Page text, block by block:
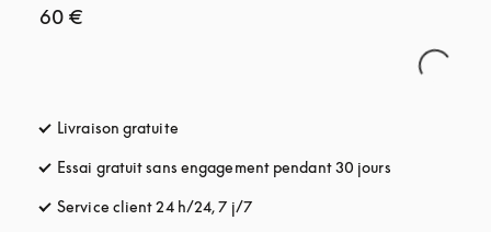
60 €
Livraison gratuite
Essai gratuit sans engagement pendant 30 jours
Service client 24 h/24, 7 j/7s’ouvre dans un nouvel onglet